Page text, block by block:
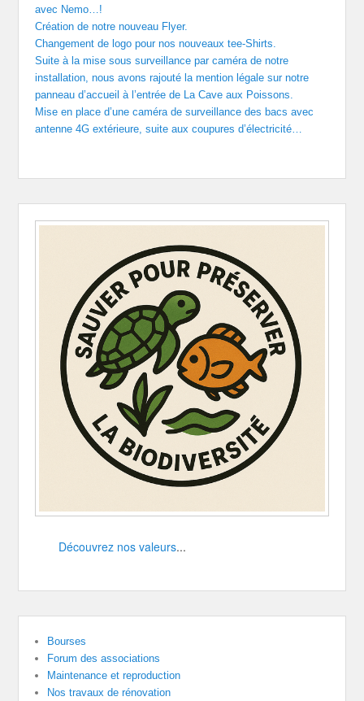
avec Nemo…!
Création de notre nouveau Flyer.
Changement de logo pour nos nouveaux tee-Shirts.
Suite à la mise sous surveillance par caméra de notre
installation, nous avons rajouté la mention légale sur notre
panneau d’accueil à l’entrée de La Cave aux Poissons.
Mise en place d’une caméra de surveillance des bacs avec
antenne 4G extérieure, suite aux coupures d’électricité…
Découvrez nos valeurs...
Bourses
Forum des associations
Maintenance et reproduction
Nos travaux de rénovation